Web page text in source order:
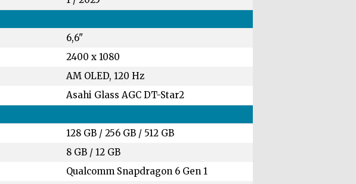
6,6"
2400 x 1080
AM OLED, 120 Hz
Asahi Glass AGC DT-Star2
128 GB/ 256 GB/ 512 GB
8 GB/ 12 GB
Qualcomm Snapdragon 6 Gen 1